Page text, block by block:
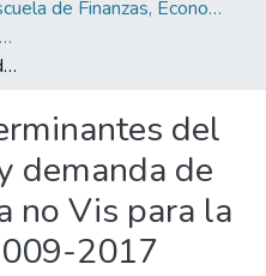
Escuela de Finanzas, Economía y Gobierno
Maestría en Economía Aplicada (tesis)
Determinantes del precio de oferta y demanda de la vivienda nueva no Vis para la ciudad de Cali, 2009-2017
del
demanda de
no Vis para la
2017